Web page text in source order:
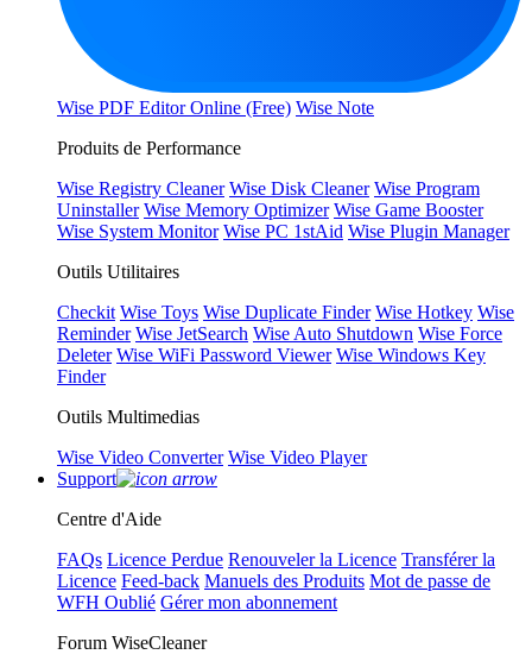
Wise PDF Editor Online (Free) Wise Note
Produits de Performance
Wise Registry Cleaner Wise Disk Cleaner Wise Program
Uninstaller Wise Memory Optimizer Wise Game Booster
Wise System Monitor Wise PC 1stAid Wise Plugin Manager
Outils Utilitaires
Checkit Wise Toys Wise Duplicate Finder Wise Hotkey Wise
Reminder Wise JetSearch Wise Auto Shutdown Wise Force
Deleter Wise WiFi Password Viewer Wise Windows Key
Finder
Outils Multimedias
Wise Video Converter Wise Video Player
Support
Centre d'Aide
FAQs Licence Perdue Renouveler la Licence Transférer la
Licence Feed-back Manuels des Produits Mot de passe de
WFH Oublié Gérer mon abonnement
Forum WiseCleaner